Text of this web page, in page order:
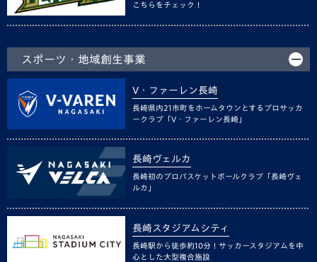
こちらをチェック！
スポーツ・地域創生事業
V・ファーレン長崎
長崎県内21市町をホームタウンとするプロサッカ
ークラブ「V・ファーレン長崎」
長崎ヴェルカ
長崎初のプロバスケットボールクラブ「長崎ヴェ
ルカ」
長崎スタジアムシティ
長崎駅から徒歩約10分！サッカースタジアムを中
心とした大型複合施設